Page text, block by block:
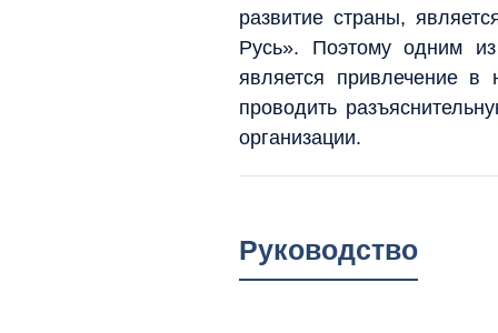
развитие страны,
Русь». Поэтому одним из
является привлечение
проводить
организации.
Руководство